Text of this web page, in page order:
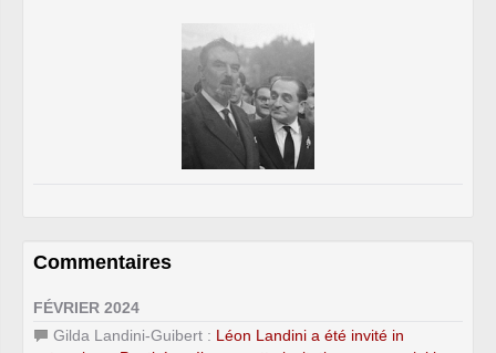
Commentaires
FÉVRIER 2024
Gilda Landini-Guibert : Léon Landini a été invité in